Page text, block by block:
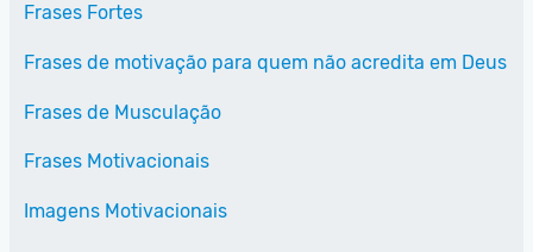
Frases Fortes
Frases de motivação para quem não acredita em Deus
Frases de Musculação
Frases Motivacionais
Imagens Motivacionais